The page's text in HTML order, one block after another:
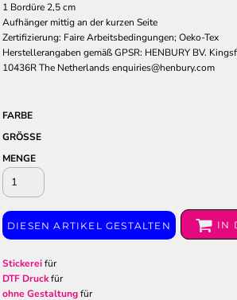
1 Bordüre 2,5 cm
Aufhänger mittig an der kurzen Seite
Zertifizierung: Faire Arbeitsbedingungen; Oeko-Tex
Herstellerangaben gemäß GPSR: HENBURY BV.
10436R The Netherlands enquiries@henbury.com
FARBE
GRÖSSE
MENGE
DIESEN ARTIKEL GESTALTEN IN
Stickereifür
DTF Druckfür
ohne Gestaltungfür